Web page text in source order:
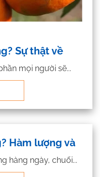
Sự thật về
mọi người sẽ...
Hàm lượng và
hàng ngày, chuối...